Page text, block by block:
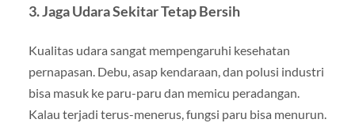
3. Jaga Udara Sekitar Tetap Bersih
Kualitas udara sangat mempengaruhi kesehatan
pernapasan. Debu, asap kendaraan, dan polusi industri
bisa masuk ke paru-paru dan memicu peradangan.
Kalau terjadi terus-menerus, fungsi paru bisa menurun.